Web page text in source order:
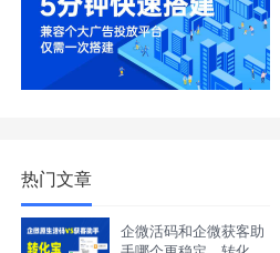
热门文章
企微活码和企微获客助